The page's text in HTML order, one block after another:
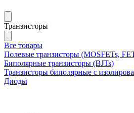
Транзисторы
Все товары
Полевые транзисторы (MOSFETs,
Биполярные транзисторы (BJTs)
Транзисторы биполярные с
Диоды